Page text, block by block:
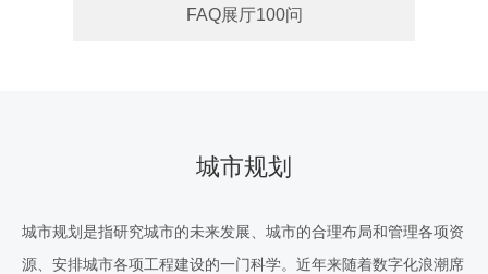
FAQ展厅100问
城市规划
城市规划是指研究城市的未来发展、城市的合理布局和管理各项资
源、安排城市各项工程建设的一门科学。近年来随着数字化浪潮席